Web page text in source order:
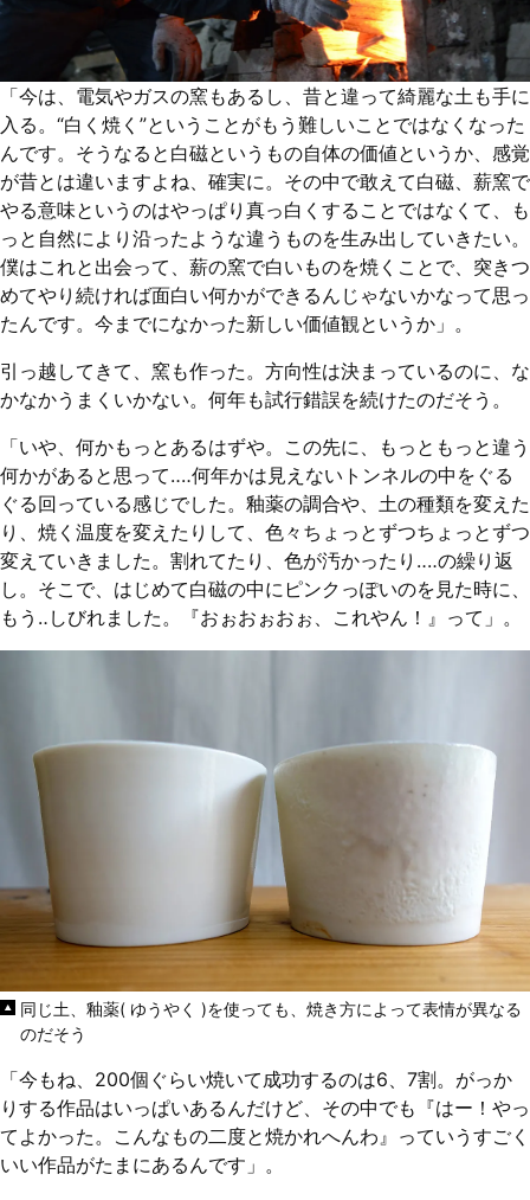
「今は、電気やガスの窯もあるし、昔と違って綺麗な土も手に
入る。“白く焼く”ということがもう難しいことではなくなった
んです。そうなると白磁というもの自体の価値というか、感覚
が昔とは違いますよね、確実に。その中で敢えて白磁、薪窯で
やる意味というのはやっぱり真っ白くすることではなくて、も
っと自然により沿ったような違うものを生み出していきたい。
僕はこれと出会って、薪の窯で白いものを焼くことで、突きつ
めてやり続ければ面白い何かができるんじゃないかなって思っ
たんです。今までになかった新しい価値観というか」。
引っ越してきて、窯も作った。方向性は決まっているのに、な
かなかうまくいかない。何年も試行錯誤を続けたのだそう。
「いや、何かもっとあるはずや。この先に、もっともっと違う
何かがあると思って‥‥何年かは見えないトンネルの中をぐる
ぐる回っている感じでした。釉薬の調合や、土の種類を変えた
り、焼く温度を変えたりして、色々ちょっとずつちょっとずつ
変えていきました。割れてたり、色が汚かったり‥‥の繰り返
し。そこで、はじめて白磁の中にピンクっぽいのを見た時に、
もう‥しびれました。『おぉおぉおぉ、これやん！』って」。
同じ土、釉薬( ゆうやく )を使っても、焼き方によって表情が異なる
のだそう
「今もね、200個ぐらい焼いて成功するのは6、7割。がっか
りする作品はいっぱいあるんだけど、その中でも『はー！やっ
てよかった。こんなもの二度と焼かれへんわ』っていうすごく
いい作品がたまにあるんです」。